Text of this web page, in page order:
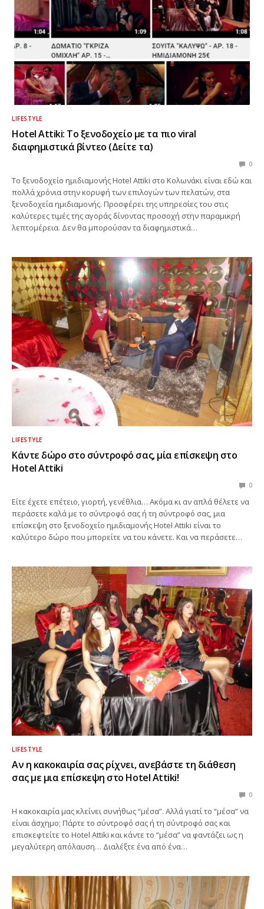
LIFESTYLE
Hotel Attiki: Το ξενοδοχείο με τα πιο viral
διαφημιστικά βίντεο (Δείτε τα)
0
Το ξενοδοχείο ημιδιαμονής Hotel Attiki στο Κολωνάκι είναι εδώ και
πολλά χρόνια στην κορυφή των επιλογών των πελατών, στα
ξενοδοχεία ημιδιαμονής. Προσφέρει της υπηρεσίες του στις
καλύτερες τιμές της αγοράς δίνοντας προσοχή στην παραμικρή
λεπτομέρεια. Δεν θα μπορούσαν τα διαφημιστικά…
LIFESTYLE
Κάντε δώρο στο σύντροφό σας, μία επίσκεψη στο
Hotel Attiki
0
Είτε έχετε επέτειο, γιορτή, γενέθλια… Ακόμα κι αν απλά θέλετε να
περάσετε καλά με το σύντροφό σας ή τη σύντροφό σας, μια
επίσκεψη στο ξενοδοχείο ημιδιαμονής Hotel Attiki είναι το
καλύτερο δώρο που μπορείτε να του κάνετε. Και να περάσετε…
LIFESTYLE
Αν η κακοκαιρία σας ρίχνει, ανεβάστε τη διάθεση
σας με μια επίσκεψη στο Hotel Attiki!
0
Η κακοκαιρία μας κλείνει συνήθως “μέσα”. Αλλά γιατί το “μέσα” να
είναι άσχημο; Πάρτε το σύντροφό σας ή τη σύντροφό σας και
επισκεφτείτε το Hotel Attiki και κάντε το “μέσα” να φαντάζει ως η
μεγαλύτερη απόλαυση… Διαλέξτε ένα από ένα…